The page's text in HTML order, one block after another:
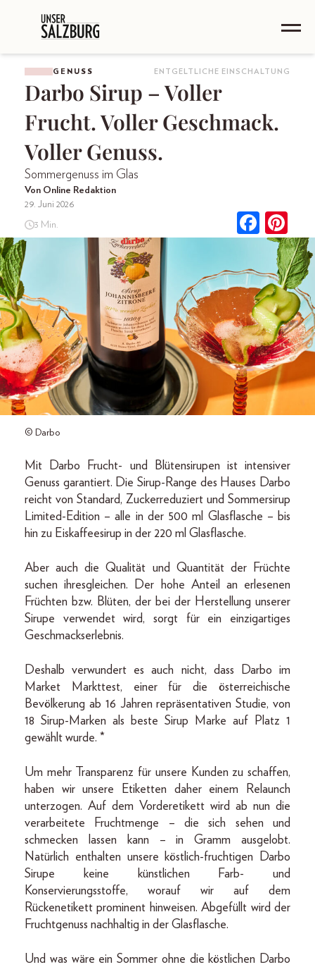
GENUSS ENTGELTLICHE EINSCHALTUNG
Darbo Sirup – Voller
Frucht. Voller Geschmack.
Voller Genuss.
Sommergenuss im Glas
Von Online Redaktion
29. Juni 2026
3 Min.
© Darbo
Mit Darbo Frucht- und Blütensirupen ist intensiver
Genuss garantiert. Die Sirup-Range des Hauses Darbo
reicht von Standard, Zuckerreduziert und Sommersirup
Limited-Edition – alle in der 500 ml Glasflasche – bis
hin zu Eiskaffeesirup in der 220 ml Glasflasche.
Aber auch die Qualität und Quantität der Früchte
suchen ihresgleichen. Der hohe Anteil an erlesenen
Früchten bzw. Blüten, der bei der Herstellung unserer
Sirupe verwendet wird, sorgt für ein einzigartiges
Geschmackserlebnis.
Deshalb verwundert es auch nicht, dass Darbo im
Market Markttest, einer für die österreichische
Bevölkerung ab 16 Jahren repräsentativen Studie, von
18 Sirup-Marken als beste Sirup Marke auf Platz 1
gewählt wurde. *
Um mehr Transparenz für unsere Kunden zu schaffen,
haben wir unsere Etiketten daher einem Relaunch
unterzogen. Auf dem Vorderetikett wird ab nun die
verarbeitete Fruchtmenge – die sich sehen und
schmecken lassen kann – in Gramm ausgelobt.
Natürlich enthalten unsere köstlich-fruchtigen Darbo
Sirupe keine künstlichen Farb- und
Konservierungsstoffe, worauf wir auf dem
Rückenetikett prominent hinweisen. Abgefüllt wird der
Fruchtgenuss nachhaltig in der Glasflasche.
Und was wäre ein Sommer ohne die köstlichen Darbo